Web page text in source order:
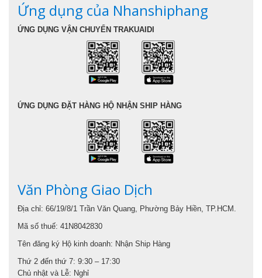
Ứng dụng của Nhanshiphang
ỨNG DỤNG VẬN CHUYỂN TRAKUAIDI
ỨNG DỤNG ĐẶT HÀNG HỘ NHẬN SHIP HÀNG
Văn Phòng Giao Dịch
Địa chỉ: 66/19/8/1 Trần Văn Quang, Phường Bảy Hiền, TP.HCM.
Mã số thuế: 41N8042830
Tên đăng ký Hộ kinh doanh: Nhận Ship Hàng
Thứ 2 đến thứ 7: 9:30 – 17:30
Chủ nhật và Lễ: Nghỉ